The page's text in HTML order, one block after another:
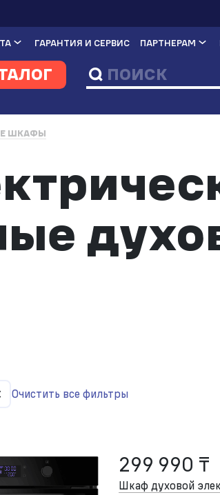
ГАРАНТИЯ И СЕРВИС ПАРТНЕРАМ
ШКАФЫ
Очистить все фильтры
299 990 ₸
Шкаф духовой